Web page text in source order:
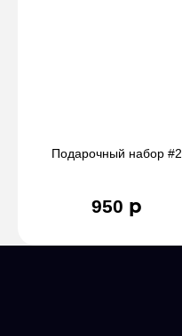
Подарочный набор #2
950 р